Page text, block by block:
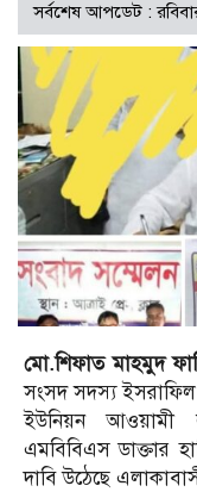
সর্বশেষ আপডেট :
মো.শিফাত মাহমুদ
সংসদ সদস্য
ইউনিয়ন আওয়ামী
এমবিবিএস ডাক্তার
দাবি উঠেছে